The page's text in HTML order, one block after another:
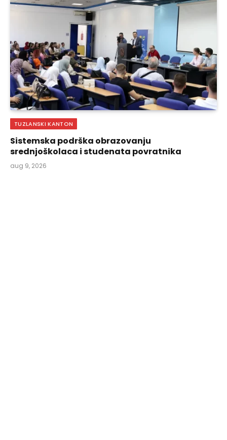
TUZLANSKI KANTON
Sistemska podrška obrazovanju
srednjoškolaca i studenata povratnika
aug 9, 2026